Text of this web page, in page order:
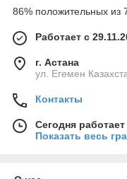
86% положительных из
Работает с
г. Астана
ул. Егемен
Контакты
Сегодня
Показать весь